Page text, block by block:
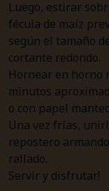
Luego, estirar
fécula de maíz
según el tamaño
cortante redondo.
Hornear en horno
minutos
o con papel
Una vez frías,
repostero
rallado.
Servir y disfrutar!